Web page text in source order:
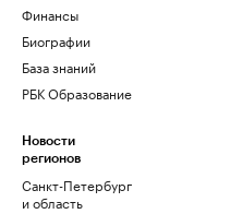
Финансы
Биографии
База знаний
РБК Образование
Новости
регионов
Санкт-Петербург
и область